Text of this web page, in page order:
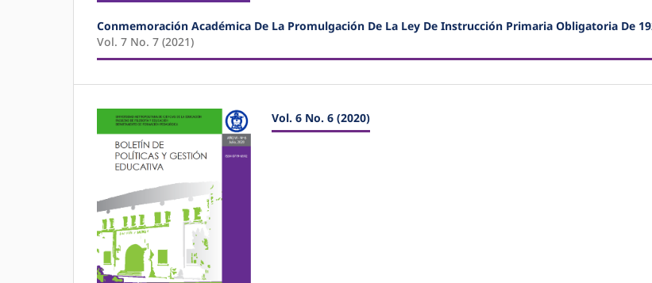
Conmemoración Académica De La Promulgación De La Ley De Instrucción Primaria Obligatoria De
Vol. 7 No. 7 (2021)
Vol. 6 No. 6 (2020)